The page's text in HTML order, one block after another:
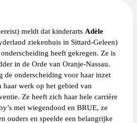
meldt dat kinderarts Adèle
ziekenhuis in Sittard-Geleen)
heeft gekregen. Ze is
in de Orde van Oranje-Nassau.
de onderscheiding voor haar inzet
haar werk op het gebied van
Ze heeft zich haar hele carrière
met wiegendood en BRUE, ze
ouders en speelde een belangrijke